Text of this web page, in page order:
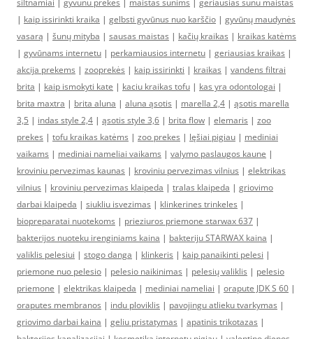
siltnamiai | gyvunu prekes | maistas sunims | geriausias sunu maistas
| kaip issirinkti kraika | gelbsti gyvūnus nuo karščio | gyvūnų maudynės
vasarą | šunų mityba | sausas maistas | kačių kraikas | kraikas katėms
| gyvūnams internetu | perkamiausios internetu | geriausias kraikas |
akcija prekems | zooprekės | kaip issirinkti | kraikas | vandens filtrai
brita | kaip ismokyti kate | kaciu kraikas tofu | kas yra odontologai |
brita maxtra | brita aluna | aluna ąsotis | marella 2,4 | ąsotis marella
3,5 | indas style 2,4 | ąsotis style 3,6 | brita flow | elemaris | zoo
prekes | tofu kraikas katėms | zoo prekes | lęšiai pigiau | mediniai
vaikams | mediniai nameliai vaikams | valymo paslaugos kaune |
kroviniu pervezimas kaunas | kroviniu pervezimas vilnius | elektrikas
vilnius | kroviniu pervezimas klaipeda | tralas klaipeda | griovimo
darbai klaipeda | siukliu isvezimas | klinkerines trinkeles |
biopreparatai nuotekoms | prieziuros priemone starwax 637 |
bakterijos nuoteku irenginiams kaina | bakteriju STARWAX kaina |
valiklis pelesiui | stogo danga | klinkeris | kaip panaikinti pelesi |
priemone nuo pelesio | pelesio naikinimas | pelesių valiklis | pelesio
priemone | elektrikas klaipeda | mediniai nameliai | orapute JDK S 60 |
oraputes membranos | indu ploviklis | pavojingu atlieku tvarkymas |
griovimo darbai kaina | geliu pristatymas | apatinis trikotazas |